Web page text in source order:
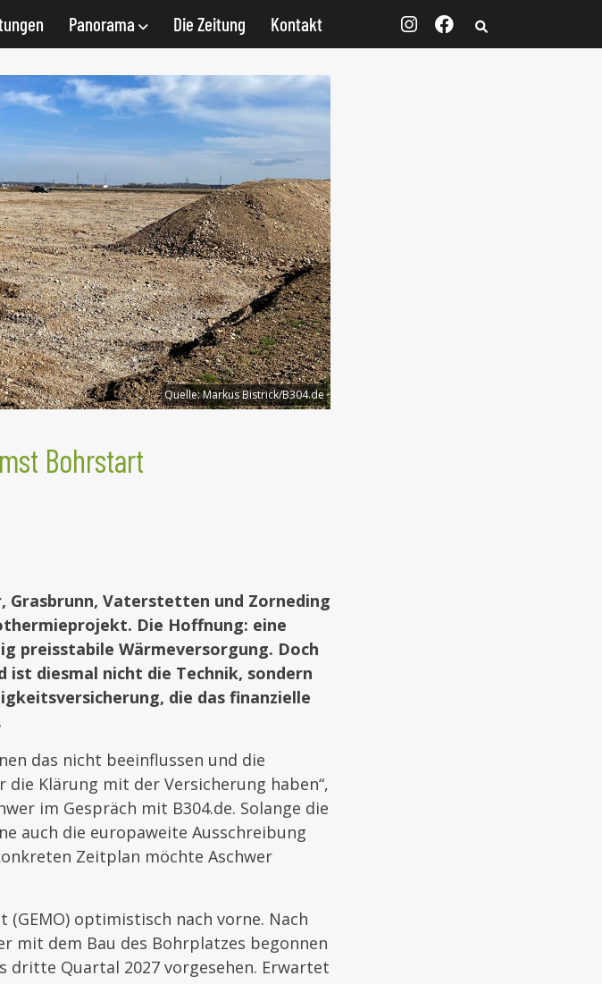
Panorama Die Zeitung Kontakt
Quelle:Markus Bistrick/B304.de
Bohrstart
Grasbrunn, Vaterstetten und Zorneding
Die Hoffnung: eine
preisstabile Wärmeversorgung. Doch
ist diesmal nicht die Technik, sondern
die das finanzielle
das nicht beeinflussen und die
Klärung mit der Versicherung haben“,
im Gespräch mit B304.de. Solange die
auch die europaweite Ausschreibung
Zeitplan möchte Aschwer
(GEMO) optimistisch nach vorne. Nach
mit dem Bau des Bohrplatzes begonnen
dritte Quartal 2027 vorgesehen. Erwartet